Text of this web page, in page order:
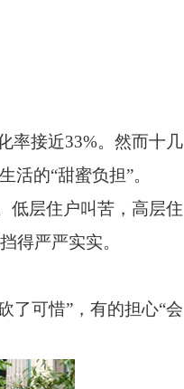
率接近33%。然而十几
的“甜蜜负担”。
低层住户叫苦，高层住
得严严实实。
了可惜”，有的担心“会